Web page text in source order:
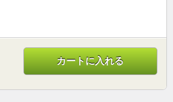
カートに入れる